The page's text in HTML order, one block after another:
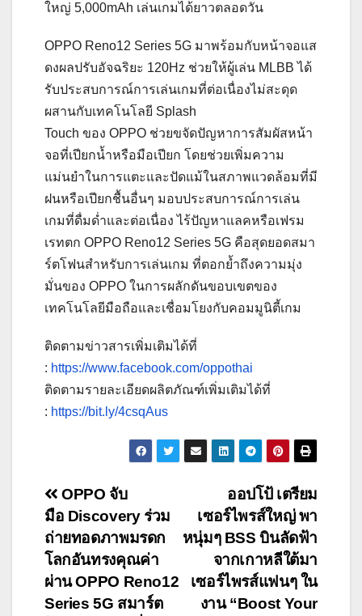
ใหญ่ 5,000mAh เล่นเกมได้ยาวตลอดวัน
OPPO Reno12 Series 5G มาพร้อมกับหน้าจอแส
ดงผลปรับอัจฉริยะ 120Hz ช่วยให้ผู้เล่น MLBB ได้
รับประสบการณ์การเล่นเกมที่ต่อเนื่องไม่สะดุด
ผสานกับเทคโนโลยี Splash
Touch ของ OPPO ช่วยขจัดปัญหาการสัมผัสหน้า
จอที่เปียกน้ำหรือมือเปียก โดยช่วยเพิ่มความ
แม่นยำในการแตะและปัดแม้ในสภาพแวดล้อมที่มี
ฝนหรือเปียกชื้นอื่นๆ มอบประสบการณ์การเล่น
เกมที่ดื่มด่ำและต่อเนื่อง ไร้ปัญหาแลคหรือเฟรม
เรทตก OPPO Reno12 Series 5G คือสุดยอดสมา
ร์ตโฟนสำหรับการเล่นเกม ที่ตอกย้ำถึงความมุ่ง
มั่นของ OPPO ในการผลักดันขอบเขตของ
เทคโนโลยีมือถือและเชื่อมโยงกับคอมมูนิตี้เกม
ติดตามข่าวสารเพิ่มเติมได้ที่
: https://www.facebook.com/oppothai
ติดตามรายละเอียดผลิตภัณฑ์เพิ่มเติมได้ที่
: https://bit.ly/4csqAus
Post
navigation
ออปโป้ เตรียม
เซอร์ไพรส์ใหญ่ พา
หนุ่มๆ BSS บินลัดฟ้า
จากเกาหลีใต้มา
เซอร์ไพรส์แฟนๆ ใน
งาน “Boost Your
OPPO จับ
มือ Discovery ร่วม
ถ่ายทอดภาพมรดก
โลกอันทรงคุณค่า
ผ่าน OPPO Reno12
Series 5G สมาร์ต